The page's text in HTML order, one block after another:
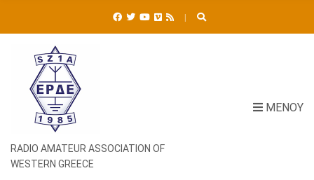
RADIO AMATEUR ASSOCIATION OF
WESTERN GREECE
ΜΕΝΟΎ